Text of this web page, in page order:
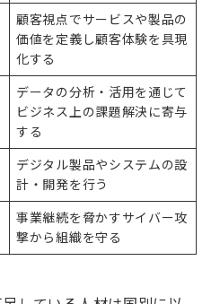
顧客視点でサービスや製品の
価値を定義し顧客体験を具現
化する
データの分析・活用を通じて
ビジネス上の課題解決に寄与
する
デジタル製品やシステムの設
計・開発を行う
事業継続を脅かすサイバー攻
撃から組織を守る